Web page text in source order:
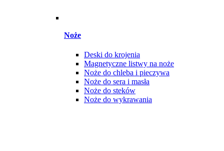
Noże
Deski do krojenia
Magnetyczne listwy na noże
Noże do chleba i pieczywa
Noże do sera i masła
Noże do steków
Noże do wykrawania